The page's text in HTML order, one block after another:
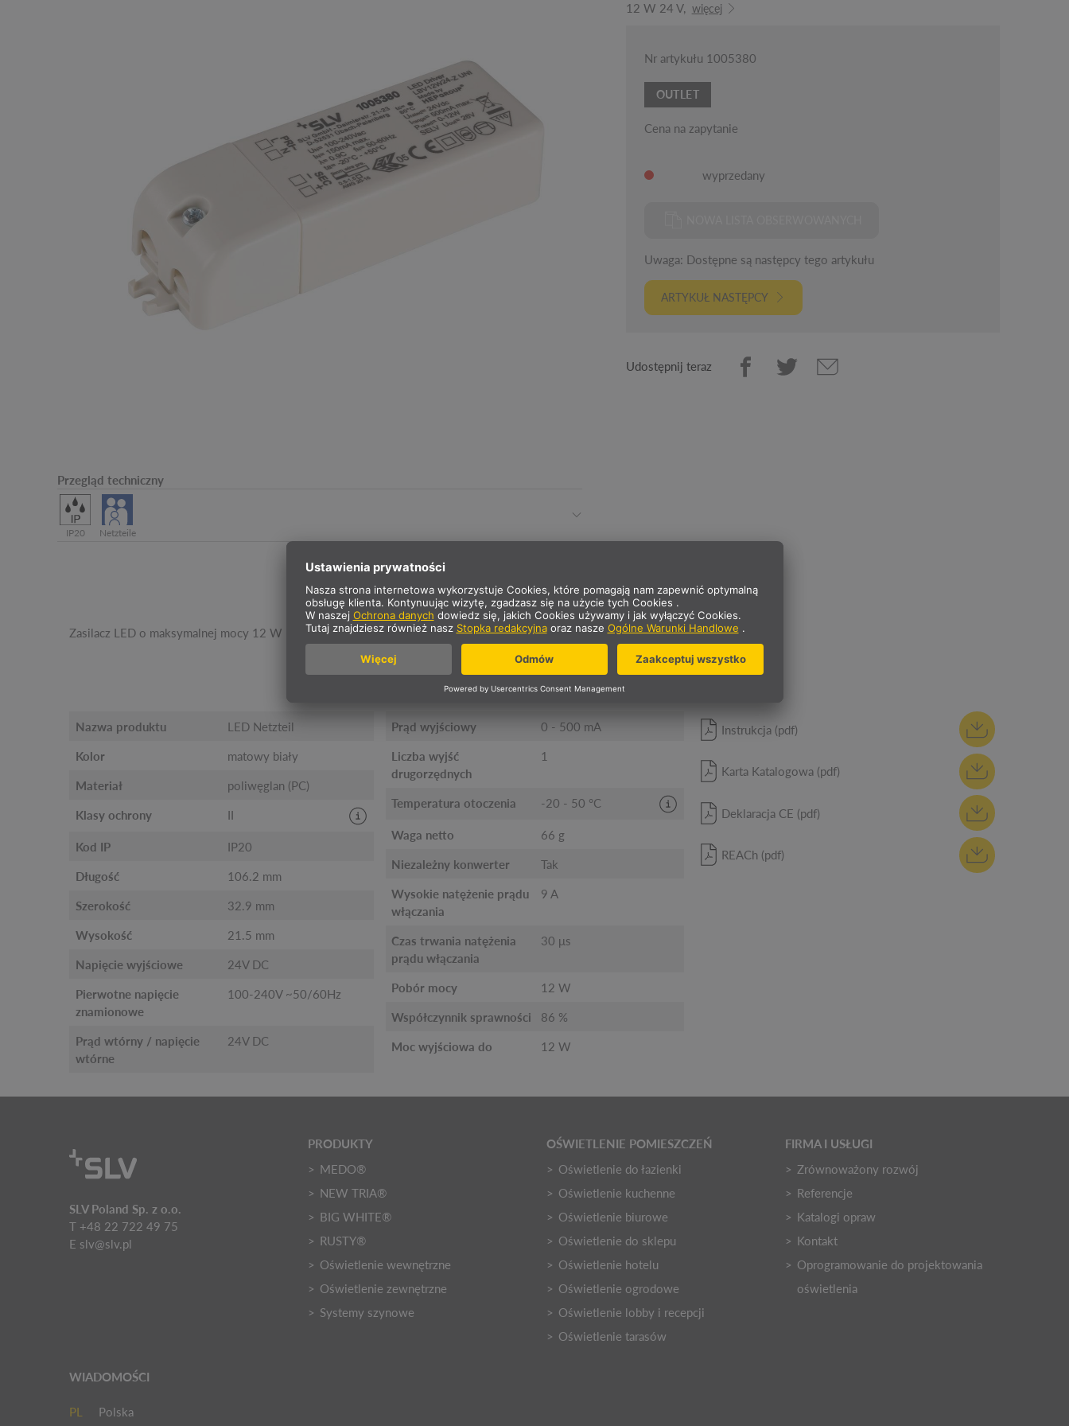
Przegląd techniczny
IP20 Netzteile
12 W 24 V, więcej
Nr artykułu 1005380
OUTLET
Cena na zapytanie
wyprzedany
Uwaga: Dostępne są następcy tego artykułu
ARTYKUŁ NASTĘPCY
Udostępnij teraz
OPIS
Zasilacz LED o maksymalnej mocy 12 W przy napięciu 24 V.
DANE TECHNICZNE
Nazwa produktu LED Netzteil
Kolor matowy biały
Materiał poliwęglan (PC)
Klasy ochrony II
Kod IP IP20
Długość 106.2 mm
Szerokość 32.9 mm
Wysokość 21.5 mm
Napięcie wyjściowe 24V DC
Pierwotne napięcie
znamionowe
100-240V ~50/60Hz
Prąd wtórny / napięcie
wtórne
24V DC
Prąd wyjściowy 0 - 500 mA
Liczba wyjść
drugorzędnych
1
Temperatura otoczenia -20 - 50 °C
Waga netto 66 g
Niezależny konwerter Tak
Wysokie natężenie prądu
włączania
9 A
Czas trwania natężenia
prądu włączania
30 μs
Pobór mocy 12 W
Współczynnik sprawności 86 %
Moc wyjściowa do 12 W
Instrukcja (pdf)
Karta Katalogowa (pdf)
Deklaracja CE (pdf)
REACh (pdf)
SLV Poland Sp. z o.o.
T +48 22 722 49 75
E slv@slv.pl
PRODUKTY
MEDO®
NEW TRIA®
BIG WHITE®
RUSTY®
Oświetlenie wewnętrzne
Oświetlenie zewnętrzne
Systemy szynowe
OŚWIETLENIE POMIESZCZEŃ
Oświetlenie do łazienki
Oświetlenie kuchenne
Oświetlenie biurowe
Oświetlenie do sklepu
Oświetlenie hotelu
Oświetlenie ogrodowe
Oświetlenie lobby i recepcji
Oświetlenie tarasów
FIRMA I USŁUGI
Zrównoważony rozwój
Referencje
Katalogi opraw
Kontakt
Oprogramowanie do projektowania
oświetlenia
WIADOMOŚCI
PL Polska